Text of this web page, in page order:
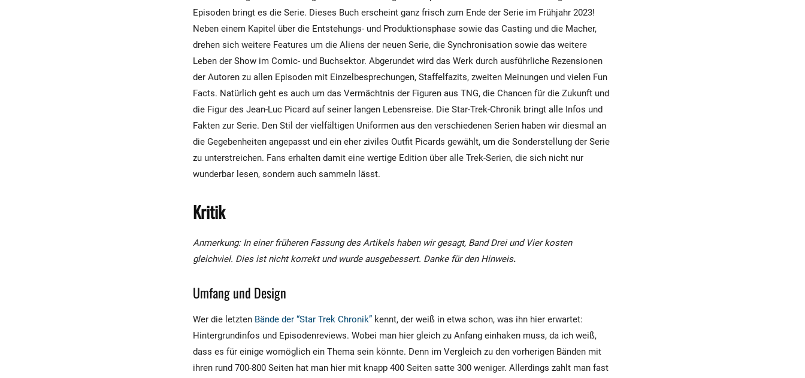
Episoden bringt es die Serie. Dieses Buch erscheint ganz frisch zum Ende der Serie im Frühjahr 2023!
Neben einem Kapitel über die Entstehungs- und Produktionsphase sowie das Casting und die Macher,
drehen sich weitere Features um die Aliens der neuen Serie, die Synchronisation sowie das weitere
Leben der Show im Comic- und Buchsektor. Abgerundet wird das Werk durch ausführliche Rezensionen
der Autoren zu allen Episoden mit Einzelbesprechungen, Staffelfazits, zweiten Meinungen und vielen Fun
Facts. Natürlich geht es auch um das Vermächtnis der Figuren aus TNG, die Chancen für die Zukunft und
die Figur des Jean-Luc Picard auf seiner langen Lebensreise. Die Star-Trek-Chronik bringt alle Infos und
Fakten zur Serie. Den Stil der vielfältigen Uniformen aus den verschiedenen Serien haben wir diesmal an
die Gegebenheiten angepasst und ein eher ziviles Outfit Picards gewählt, um die Sonderstellung der Serie
zu unterstreichen. Fans erhalten damit eine wertige Edition über alle Trek-Serien, die sich nicht nur
wunderbar lesen, sondern auch sammeln lässt.
Kritik
Anmerkung: In einer früheren Fassung des Artikels haben wir gesagt, Band Drei und Vier kosten
gleichviel. Dies ist nicht korrekt und wurde ausgebessert. Danke für den Hinweis.
Umfang und Design
Wer die letzten Bände der “Star Trek Chronik” kennt, der weiß in etwa schon, was ihn hier erwartet:
Hintergrundinfos und Episodenreviews. Wobei man hier gleich zu Anfang einhaken muss, da ich weiß,
dass es für einige womöglich ein Thema sein könnte. Denn im Vergleich zu den vorherigen Bänden mit
ihren rund 700-800 Seiten hat man hier mit knapp 400 Seiten satte 300 weniger. Allerdings zahlt man fast